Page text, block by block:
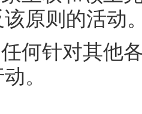
原则的活动
何针对其他
。